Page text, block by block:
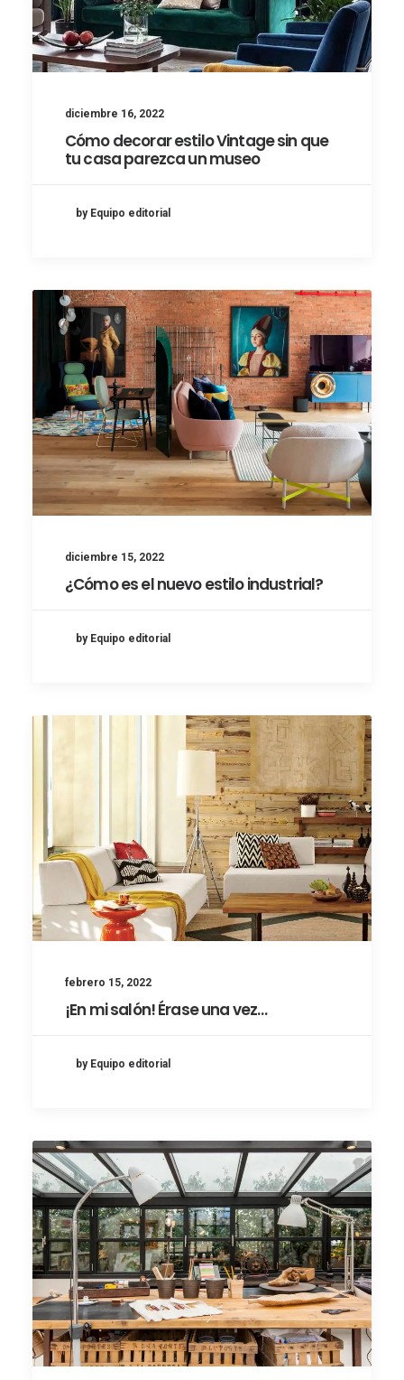
diciembre 16, 2022
Cómo decorar estilo Vintage sin que
tu casa parezca un museo
by Equipo editorial
diciembre 15, 2022
¿Cómo es el nuevo estilo industrial?
by Equipo editorial
febrero 15, 2022
¡En mi salón! Érase una vez…
by Equipo editorial